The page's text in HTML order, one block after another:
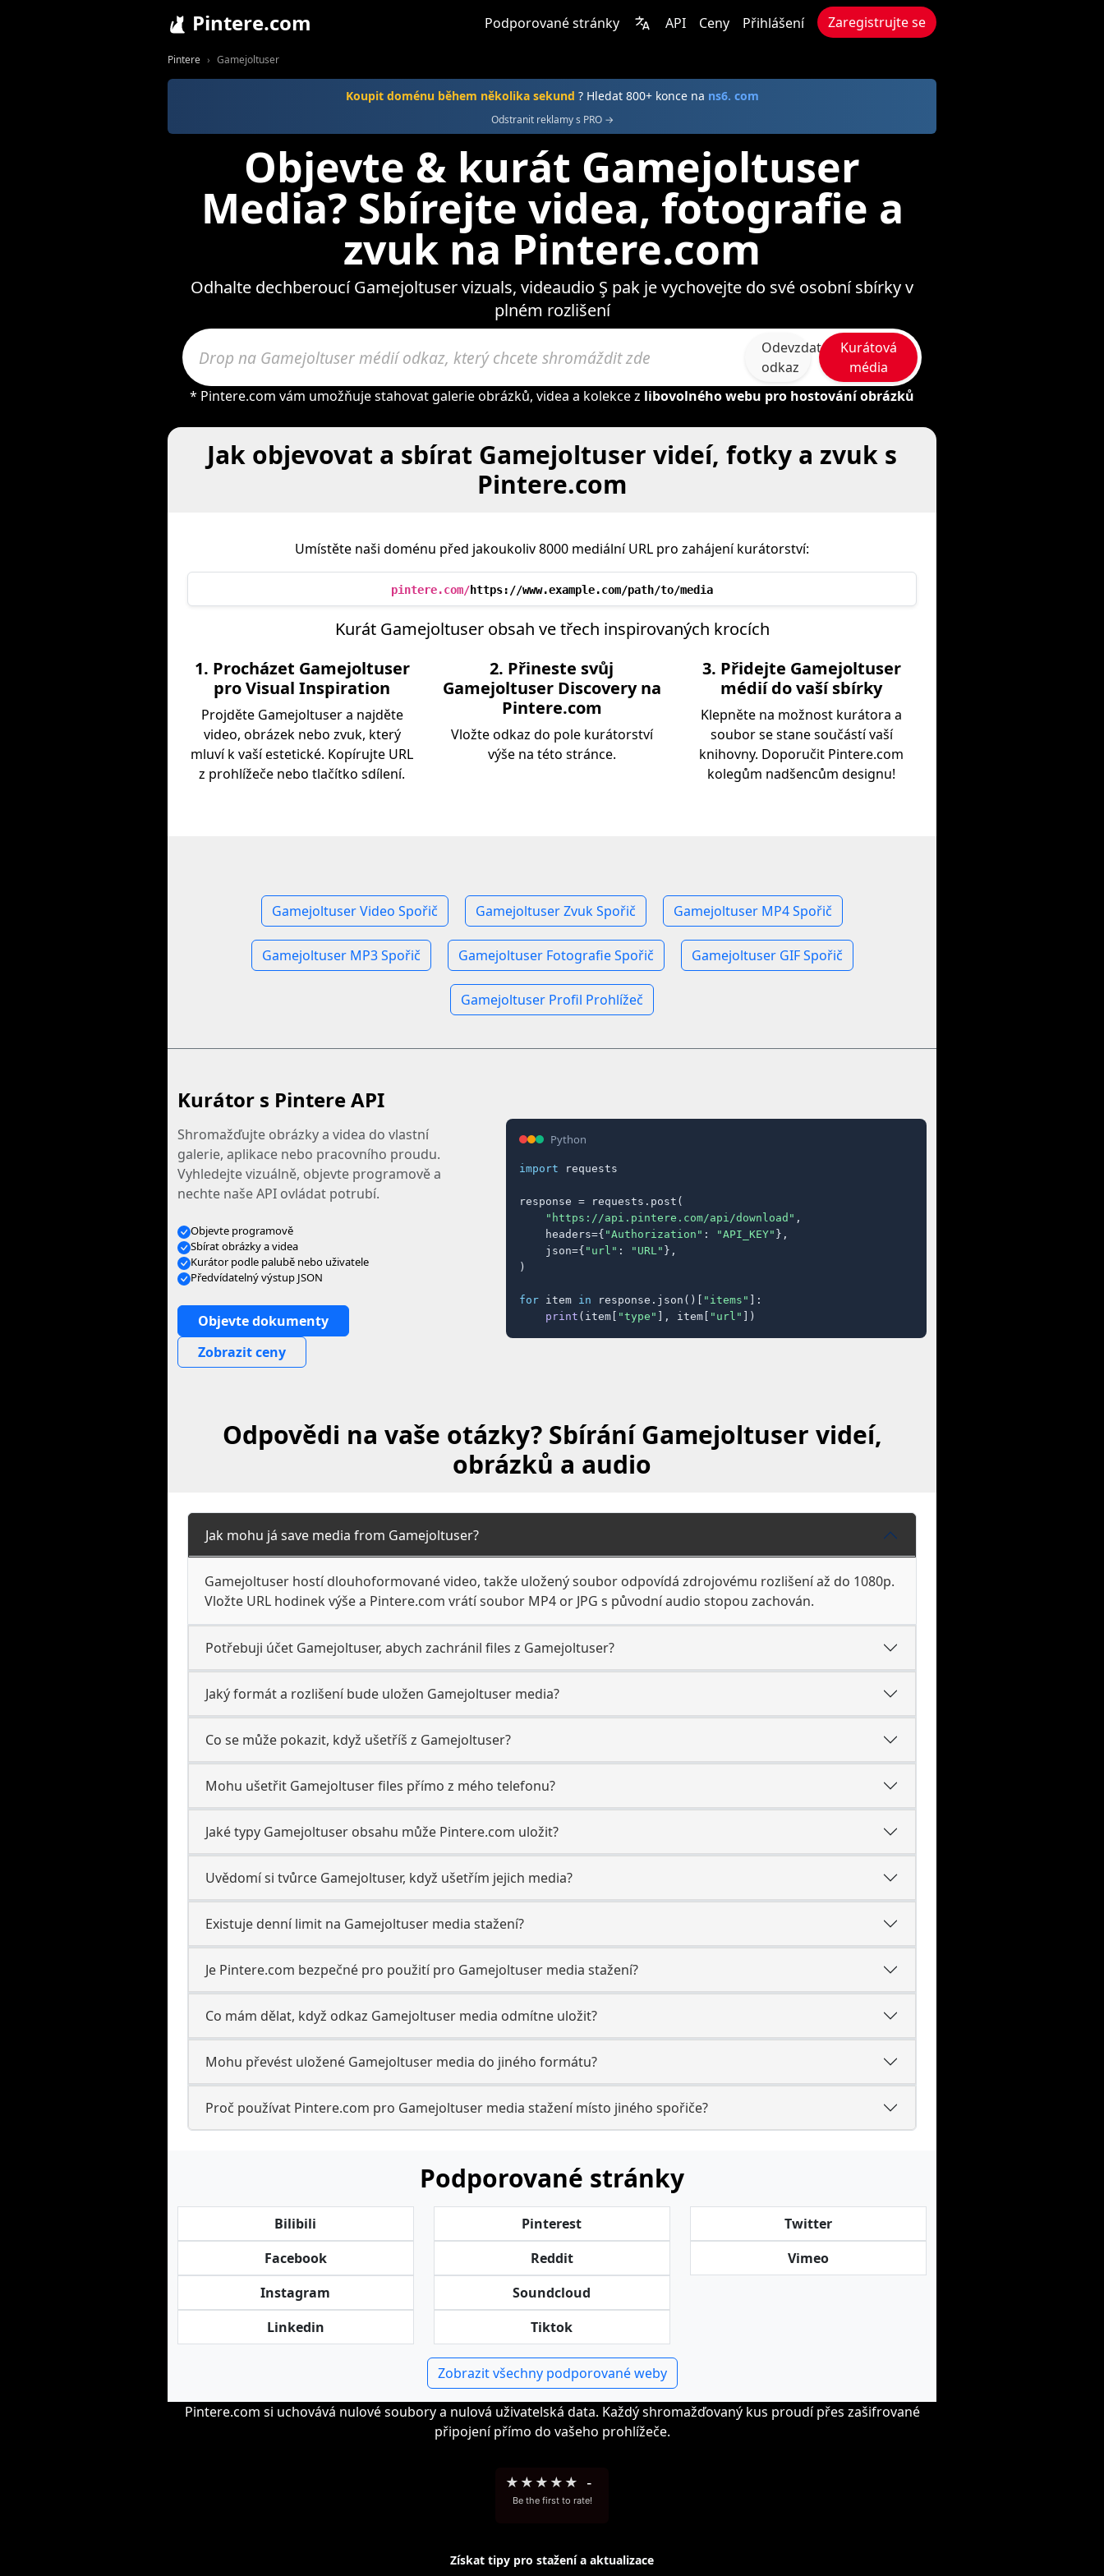
Pintere.com Podporované stránky API Ceny Přihlášení Zaregistrujte se
Pintere Gamejoltuser
Koupit doménu během několika sekund ? Hledat 800+ konce na ns6. com
Odstranit reklamy s PRO →
Objevte & kurát Gamejoltuser
Media? Sbírejte videa, fotografie a
zvuk na Pintere.com
Odhalte dechberoucí Gamejoltuser vizuals, videaudio Ş pak je vychovejte do své osobní sbírky v
plném rozlišení
Odevzdat
odkaz
Kurátová
média
* Pintere.com vám umožňuje stahovat galerie obrázků, videa a kolekce z libovolného webu pro hostování obrázků
Jak objevovat a sbírat Gamejoltuser videí, fotky a zvuk s
Pintere.com
Umístěte naši doménu před jakoukoliv 8000 mediální URL pro zahájení kurátorství:
pintere.com/https://www.example.com/path/to/media
Kurát Gamejoltuser obsah ve třech inspirovaných krocích
1. Procházet Gamejoltuser
pro Visual Inspiration
Projděte Gamejoltuser a najděte
video, obrázek nebo zvuk, který
mluví k vaší estetické. Kopírujte URL
z prohlížeče nebo tlačítko sdílení.
2. Přineste svůj
Gamejoltuser Discovery na
Pintere.com
Vložte odkaz do pole kurátorství
výše na této stránce.
3. Přidejte Gamejoltuser
médií do vaší sbírky
Klepněte na možnost kurátora a
soubor se stane součástí vaší
knihovny. Doporučit Pintere.com
kolegům nadšencům designu!
Gamejoltuser Video Spořič Gamejoltuser Zvuk Spořič Gamejoltuser MP4 Spořič
Gamejoltuser MP3 Spořič Gamejoltuser Fotografie Spořič Gamejoltuser GIF Spořič
Gamejoltuser Profil Prohlížeč
Kurátor s Pintere API
Shromažďujte obrázky a videa do vlastní
galerie, aplikace nebo pracovního proudu.
Vyhledejte vizuálně, objevte programově a
nechte naše API ovládat potrubí.
Objevte programově
Sbírat obrázky a videa
Kurátor podle palubě nebo uživatele
Předvídatelný výstup JSON
Objevte dokumenty
Zobrazit ceny
Python
import requests
response = requests.post(
"https://api.pintere.com/api/download" ,
    headers={
"Authorization" : "API_KEY" },
    json={
"url" : "URL" },
)
for item in response.json()[ "items" ]:
print (item[ "type" ], item[ "url" ])
Odpovědi na vaše otázky? Sbírání Gamejoltuser videí,
obrázků a audio
Jak mohu já save media from Gamejoltuser?
Gamejoltuser hostí dlouhoformované video, takže uložený soubor odpovídá zdrojovému rozlišení až do 1080p.
Vložte URL hodinek výše a Pintere.com vrátí soubor MP4 or JPG s původní audio stopou zachován.
Potřebuji účet Gamejoltuser, abych zachránil files z Gamejoltuser?
Jaký formát a rozlišení bude uložen Gamejoltuser media?
Co se může pokazit, když ušetříš z Gamejoltuser?
Mohu ušetřit Gamejoltuser files přímo z mého telefonu?
Jaké typy Gamejoltuser obsahu může Pintere.com uložit?
Uvědomí si tvůrce Gamejoltuser, když ušetřím jejich media?
Existuje denní limit na Gamejoltuser media stažení?
Je Pintere.com bezpečné pro použití pro Gamejoltuser media stažení?
Co mám dělat, když odkaz Gamejoltuser media odmítne uložit?
Mohu převést uložené Gamejoltuser media do jiného formátu?
Proč používat Pintere.com pro Gamejoltuser media stažení místo jiného spořiče?
Podporované stránky
Bilibili
Facebook
Instagram
Linkedin
Pinterest
Reddit
Soundcloud
Tiktok
Twitter
Vimeo
Zobrazit všechny podporované weby
Pintere.com si uchovává nulové soubory a nulová uživatelská data. Každý shromažďovaný kus proudí přes zašifrované
připojení přímo do vašeho prohlížeče.
★ ★ ★ ★ ★ -
Be the first to rate!
Získat tipy pro stažení a aktualizace